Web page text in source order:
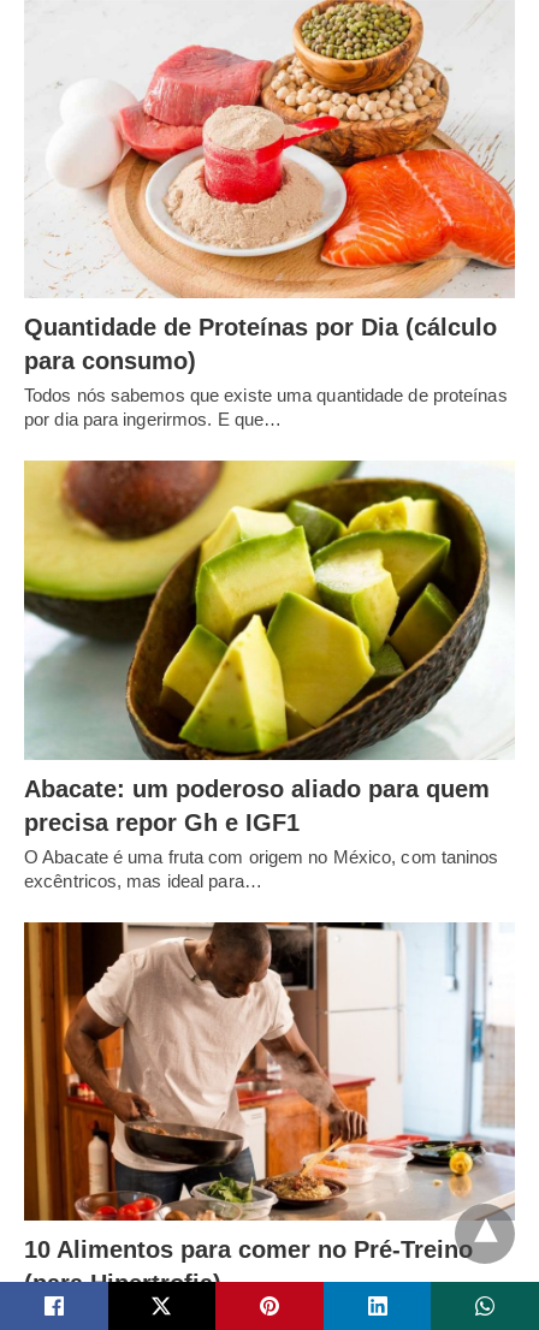
Quantidade de Proteínas por Dia (cálculo
para consumo)
Todos nós sabemos que existe uma quantidade de proteínas
por dia para ingerirmos. E que…
Abacate: um poderoso aliado para quem
precisa repor Gh e IGF1
O Abacate é uma fruta com origem no México, com taninos
excêntricos, mas ideal para…
10 Alimentos para comer no Pré-Treino
(para Hipertrofia)
Ao contrário do que muitas pessoas pensam, escolher os